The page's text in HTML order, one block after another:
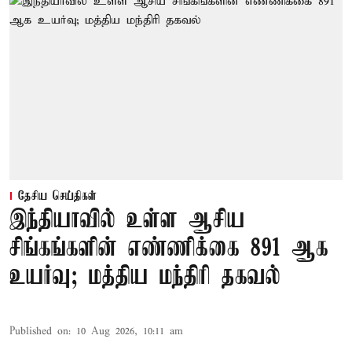
தேசிய செய்திகள்
இந்தியாவில் உள்ள ஆசிய
சிங்கங்களின் எண்ணிக்கை 891 ஆக
உயர்வு; மத்திய மந்திரி தகவல்
Published on: 10 Aug 2026, 10:11 am